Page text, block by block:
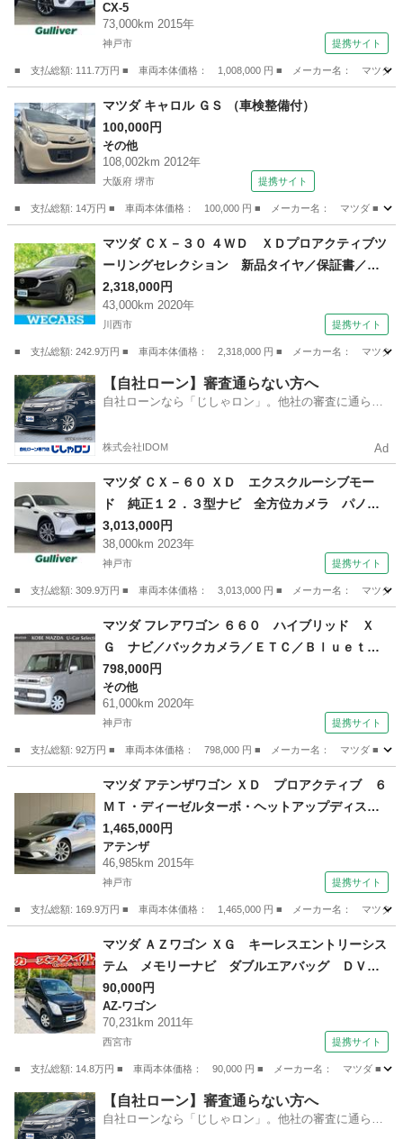
トシティブレーキサポート・ＢＳＭ・レーンキー
プアシスト・ドライバーアテンションアラート
CX-5
73,000km 2015年
神戸市 提携サイト
■ 支払総額: 111.7万円 ■ 車両本体価格： 1,008,000 円 ■ メーカー名： マツダ
CX-5
マツダ キャロル ＧＳ （車検整備付）
100,000円
その他
108,002km 2012年
大阪府 堺市 提携サイト
■ 支払総額: 14万円 ■ 車両本体価格： 100,000 円 ■ メーカー名： マツダ ■
その他
マツダ ＣＸ－３０ ４ＷＤ ＸＤプロアクティブツ
ーリングセレクション 新品タイヤ／保証書／純
正 ＳＤナビ／衝突安全装置／シートヒーター／
車線逸脱防止支援システム／電動バックドア／ヘ
ッドランプ ＬＥＤ／Ｂｌｕｅｔｏｏｔｈ接続／
ＥＴＣ／ＥＢＤ付ＡＢＳ／横滑り防止装置 （検9.
9）
2,318,000円
43,000km 2020年
川西市 提携サイト
■ 支払総額: 242.9万円 ■ 車両本体価格： 2,318,000 円 ■ メーカー名： マツダ
兵庫 川西市 マツダ
【自社ローン】審査通らない方へ
自社ローンなら「じしゃロン」。他社の審査に通らな
株式会社IDOM Ad
マツダ ＣＸ－６０ ＸＤ エクスクルーシブモー
ド 純正１２．３型ナビ 全方位カメラ パノラ
マルーフ ＢＳＭ ＢＯＳＥ スマートブレーキ
サポート レーダークルコン レーンキープ パ
ワーバックドア ＥＴＣ ワイヤレス充電 パー
キングセンサー 前後ドラレコ （検10.1）
3,013,000円
38,000km 2023年
神戸市 提携サイト
■ 支払総額: 309.9万円 ■ 車両本体価格： 3,013,000 円 ■ メーカー名： マツダ
マツダ
マツダ フレアワゴン ６６０ ハイブリッド Ｘ
Ｇ ナビ／バックカメラ／ＥＴＣ／Ｂｌｕｅｔｏ
ｏｔｈ／ＤＶＤ／ＣＤ／ （車検整備付）
798,000円
その他
61,000km 2020年
神戸市 提携サイト
■ 支払総額: 92万円 ■ 車両本体価格： 798,000 円 ■ メーカー名： マツダ ■ 車
その他
マツダ アテンザワゴン ＸＤ プロアクティブ ６
ＭＴ・ディーゼルターボ・ヘットアップディスプ
レイ・レーダークルーズコントロール・レーンキ
ーピング・ブラインドスポットモニター・ＨＩＤ
オートライト・メーカーＳＤナビ・Ｂｌｕｅｔｏ
1,465,000円
アテンザ
46,985km 2015年
神戸市 提携サイト
■ 支払総額: 169.9万円 ■ 車両本体価格： 1,465,000 円 ■ メーカー名： マツダ
アテンザ
マツダ ＡＺワゴン ＸＧ キーレスエントリーシス
テム メモリーナビ ダブルエアバッグ ＤＶ
Ｄ ＰＳ ＡＣ ＡＢＳ付 運転席エアバック
ベンチシート ナビ・ＴＶ パワーウインド ブ
ルートゥースオーディオ ワンセグ （検10.5）
90,000円
AZ-ワゴン
70,231km 2011年
西宮市 提携サイト
■ 支払総額: 14.8万円 ■ 車両本体価格： 90,000 円 ■ メーカー名： マツダ ■
兵庫 西宮市 AZ-ワゴン
【自社ローン】審査通らない方へ
自社ローンなら「じしゃロン」。他社の審査に通らな